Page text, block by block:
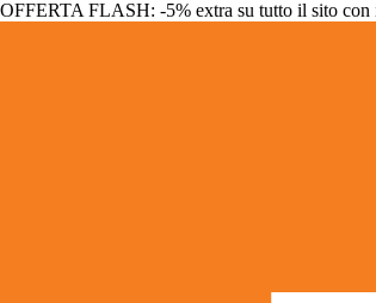
OFFERTA FLASH: -5% extra su tutto il sito con